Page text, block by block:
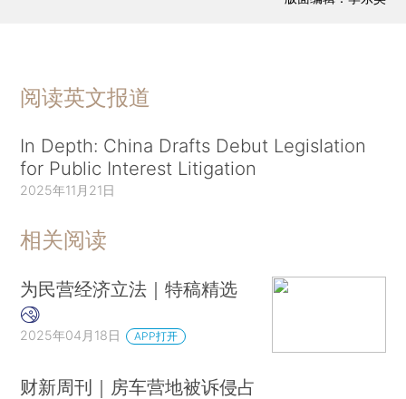
阅读英文报道
In Depth: China Drafts Debut Legislation
for Public Interest Litigation
2025年11月21日
相关阅读
为民营经济立法｜特稿精选
2025年04月18日 APP打开
财新周刊｜房车营地被诉侵占